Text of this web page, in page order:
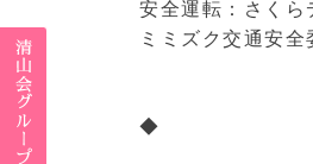
安全運転：さく
ミミズク交通安
◆